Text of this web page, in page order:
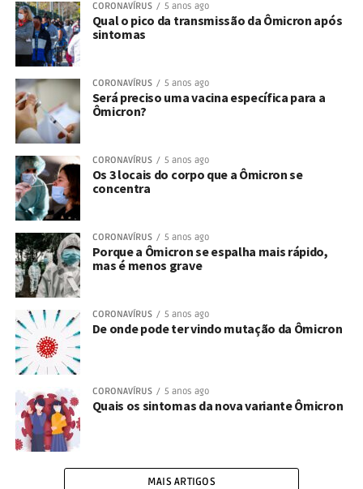
CORONAVÍRUS 5 anos ago
Qual o pico da transmissão da Ômicron após
sintomas
CORONAVÍRUS 5 anos ago
Será preciso uma vacina específica para a
Ômicron?
CORONAVÍRUS 5 anos ago
Os 3 locais do corpo que a Ômicron se
concentra
CORONAVÍRUS 5 anos ago
Porque a Ômicron se espalha mais rápido,
mas é menos grave
CORONAVÍRUS 5 anos ago
De onde pode ter vindo mutação da Ômicron
CORONAVÍRUS 5 anos ago
Quais os sintomas da nova variante Ômicron
MAIS ARTIGOS